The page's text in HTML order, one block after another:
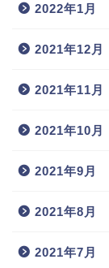
2022年1月
2021年12月
2021年11月
2021年10月
2021年9月
2021年8月
2021年7月